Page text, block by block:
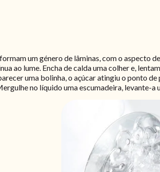
um género de lâminas, com o aspecto
ao lume. Encha de calda uma colher e,
uma bolinha, o açúcar atingiu o ponto de
no líquido uma escumadeira, levante-